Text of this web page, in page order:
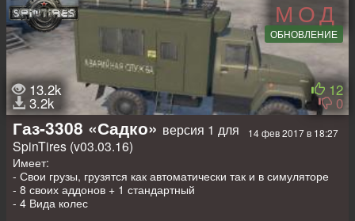
МОД
ОБНОВЛЕНИЕ
13.2k
3.2k
12
0
14 фев 2017 в 18:27
Газ-3308 «Садко» версия 1 для
SpinTires (v03.03.16)
Имеет:
- Свои грузы, грузятся как автоматически так и в симуляторе
- 8 своих аддонов + 1 стандартный
- 4 Вида колес